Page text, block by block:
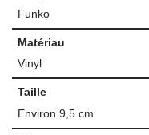
Funko
Matériau
Vinyl
Taille
Environ 9,5 cm